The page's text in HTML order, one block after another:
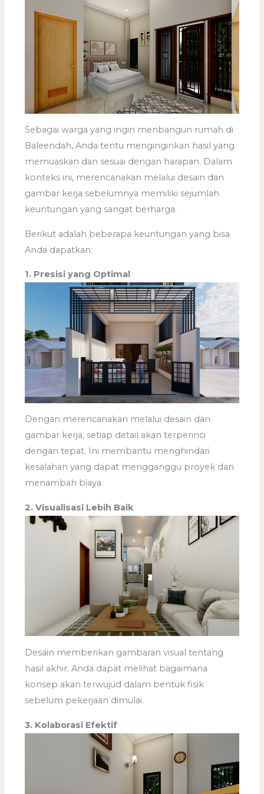
Sebagai warga yang ingin menbangun rumah di
Baleendah, Anda tentu menginginkan hasil yang
memuaskan dan sesuai dengan harapan. Dalam
konteks ini, merencanakan melalui desain dan
gambar kerja sebelumnya memiliki sejumlah
keuntungan yang sangat berharga.
Berikut adalah beberapa keuntungan yang bisa
Anda dapatkan:
1. Presisi yang Optimal
Dengan merencanakan melalui desain dan
gambar kerja, setiap detail akan terperinci
dengan tepat. Ini membantu menghindari
kesalahan yang dapat mengganggu proyek dan
menambah biaya.
2. Visualisasi Lebih Baik
Desain memberikan gambaran visual tentang
hasil akhir. Anda dapat melihat bagaimana
konsep akan terwujud dalam bentuk fisik
sebelum pekerjaan dimulai.
3. Kolaborasi Efektif